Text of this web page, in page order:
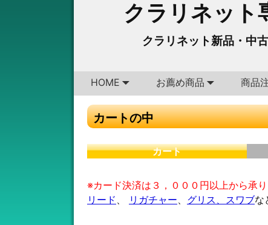
クラリネッ
クラリネット新品・中
HOME
お薦め商品 商品
カートの中
カート
※カード決済は３，０００円以上から承り
リード
リガチャー グリス、スワブな